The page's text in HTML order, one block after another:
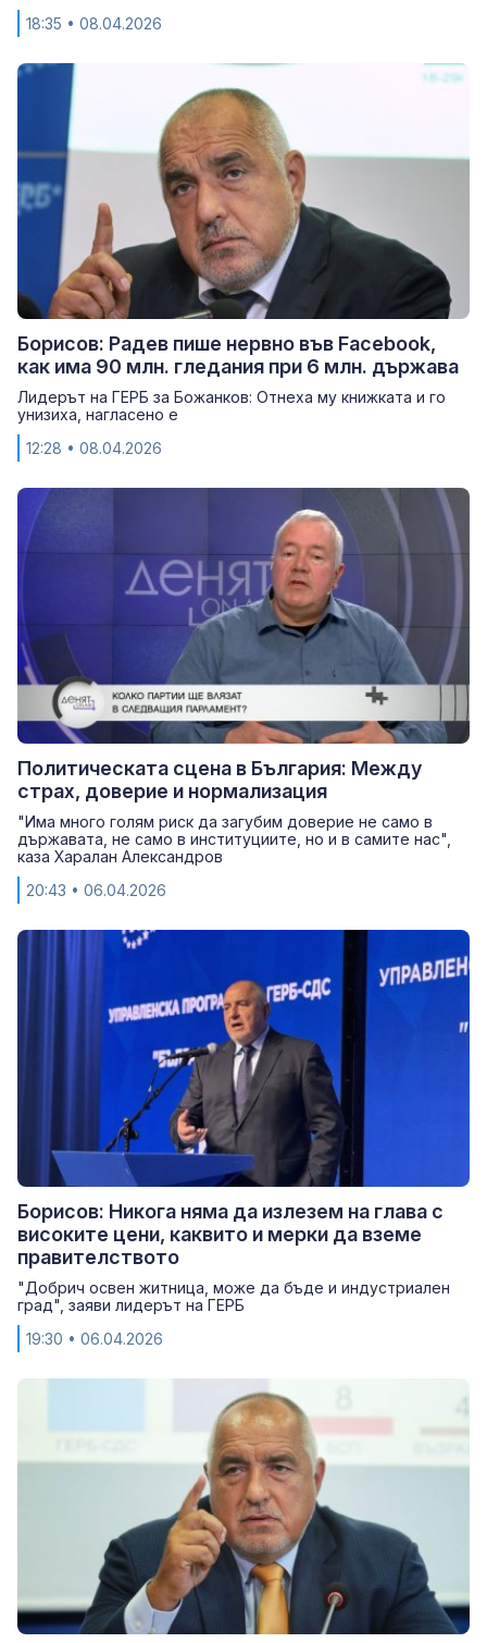
18:35 • 08.04.2026
Борисов: Радев пише нервно във Facebook,
как има 90 млн. гледания при 6 млн. държава
Лидерът на ГЕРБ за Божанков: Отнеха му книжката и го
унизиха, нагласено е
12:28 • 08.04.2026
Политическата сцена в България: Между
страх, доверие и нормализация
"Има много голям риск да загубим доверие не само в
държавата, не само в институциите, но и в самите нас",
каза Харалан Александров
20:43 • 06.04.2026
Борисов: Никога няма да излезем на глава с
високите цени, каквито и мерки да вземе
правителството
"Добрич освен житница, може да бъде и индустриален
град", заяви лидерът на ГЕРБ
19:30 • 06.04.2026